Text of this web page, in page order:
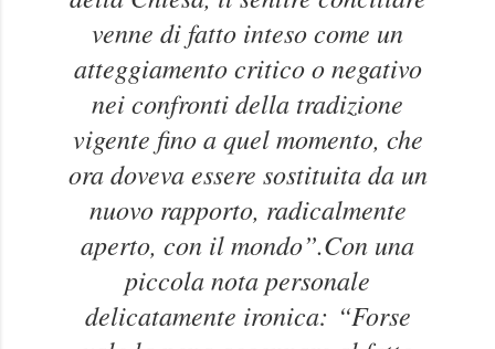
venne di fatto inteso come un
atteggiamento critico o negativo
nei confronti della tradizione
vigente fino a quel momento, che
ora doveva essere sostituita da un
nuovo rapporto, radicalmente
aperto, con il mondo”.Con una
piccola nota personale
delicatamente ironica: “Forse